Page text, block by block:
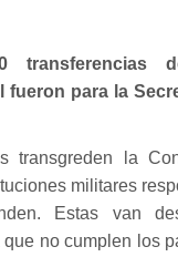
fueron para la
transgreden la
militares
Estas van
no cumplen los